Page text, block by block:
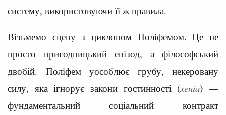
систему, використовуючи її ж правила.
Візьмемо сцену з циклопом Поліфемом. Це не
просто пригодницький епізод, а філософський
двобій. Поліфем уособлює грубу, некеровану
силу, яка ігнорує закони гостинності (xenia) —
фундаментальний соціальний контракт